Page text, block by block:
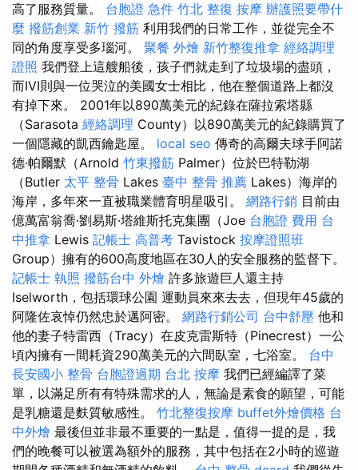
高了服務質量。 台胞證 急件 竹北 整復 按摩 辦護照要帶什
麼 撥筋創業 新竹 撥筋 利用我們的日常工作，並從完全不
同的角度享受多瑙河。 聚餐 外燴 新竹整復推拿 經絡調理
證照 我們登上這艘船後，孩子們就走到了垃圾場的盡頭，
而IVI則與一位哭泣的美國女士相比，他在整個道路上都沒
有掉下來。 2001年以890萬美元的紀錄在薩拉索塔縣
（Sarasota 經絡調理 County）以890萬美元的紀錄購買了
一個隱藏的凱西鑰匙屋。 local seo 傳奇的高爾夫球手阿諾
德·帕爾默（Arnold 竹東撥筋 Palmer）位於巴特勒湖
（Butler 太平 整骨 Lakes 臺中 整骨 推薦 Lakes）海岸的
海岸，多年來一直被職業體育明星吸引。 網路行銷 目前由
億萬富翁喬·劉易斯·塔維斯托克集團（Joe 台胞證 費用 台
中推拿 Lewis 記帳士 高普考 Tavistock 按摩證照班
Group）擁有的600高度地區在30人的安全服務的監督下。
記帳士 執照 撥筋台中 外燴 許多旅遊巨人還主持
Iselworth，包括環球公園 運動員來來去去，但現年45歲的
阿隆佐哀悼仍然忠於邁阿密。 網路行銷公司 台中舒壓 他和
他的妻子特雷西（Tracy）在皮克雷斯特（Pinecrest）一公
頃內擁有一間耗資290萬美元的六間臥室，七浴室。 台中
長安國小 整骨 台胞證過期 台北 按摩 我們已經編譯了菜
單，以滿足所有有特殊需求的人，無論是素食的願望，可能
是乳糖還是麩質敏感性。 竹北整復按摩 buffet外燴價格 台
中外燴 最後但並非最不重要的一點是，值得一提的是，我
們的晚餐可以被選為額外的服務，其中包括在2小時的巡遊